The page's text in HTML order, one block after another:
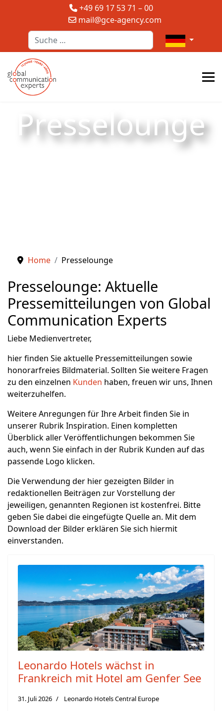
+49 69 17 53 71 – 00
mail@gce-agency.com
Suchen
Sprache
Presselounge
Home Presselounge
Presselounge: Aktuelle
Pressemitteilungen von Global
Communication Experts
Liebe Medienvertreter,
hier finden Sie aktuelle Pressemitteilungen sowie
honorarfreies Bildmaterial. Sollten Sie weitere Fragen
zu den einzelnen Kunden haben, freuen wir uns, Ihnen
weiterzuhelfen.
Weitere Anregungen für Ihre Arbeit finden Sie in
unserer Rubrik Inspiration. Einen kompletten
Überblick aller Veröffentlichungen bekommen Sie
auch, wenn Sie einfach in der Rubrik Kunden auf das
passende Logo klicken.
Die Verwendung der hier gezeigten Bilder in
redaktionellen Beiträgen zur Vorstellung der
jeweiligen, genannten Regionen ist kostenfrei. Bitte
geben Sie dabei die eingefügte Quelle an. Mit dem
Download der Bilder erklären Sie sich hiermit
einverstanden.
Leonardo Hotels wächst in
Frankreich mit Hotel am Genfer See
31. Juli 2026 Leonardo Hotels Central Europe